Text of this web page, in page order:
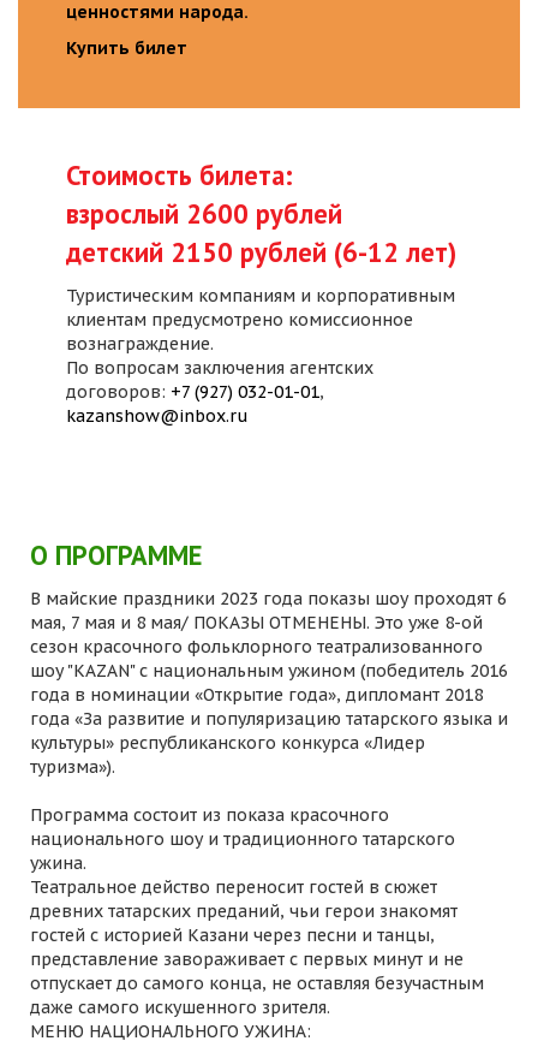
ценностями народа.
Купить билет
Стоимость билета:
взрослый 2600 рублей
детский 2150 рублей (6-12 лет)
Туристическим компаниям и корпоративным
клиентам предусмотрено комиссионное
вознаграждение.
По вопросам заключения агентских
договоров: +7 (927) 032-01-01,
kazanshow@inbox.ru
О ПРОГРАММЕ
В майские праздники 2023 года показы шоу проходят 6
мая, 7 мая и 8 мая/ ПОКАЗЫ ОТМЕНЕНЫ. Это уже 8-ой
сезон красочного фольклорного театрализованного
шоу "KAZAN" с национальным ужином (победитель 2016
года в номинации «Открытие года», дипломант 2018
года «За развитие и популяризацию татарского языка и
культуры» республиканского конкурса «Лидер
туризма»).
Программа состоит из показа красочного
национального шоу и традиционного татарского
ужина.
Театральное действо переносит гостей в сюжет
древних татарских преданий, чьи герои знакомят
гостей с историей Казани через песни и танцы,
представление завораживает с первых минут и не
отпускает до самого конца, не оставляя безучастным
даже самого искушенного зрителя.
МЕНЮ НАЦИОНАЛЬНОГО УЖИНА: